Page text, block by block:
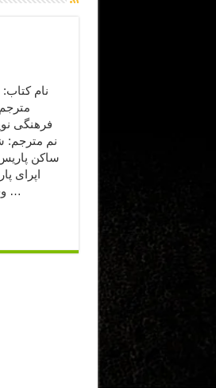
فرهنگی
نم مترجم:
ساکن
اپرای
وجود او را از همه مخفی کرده‌اند، چه …